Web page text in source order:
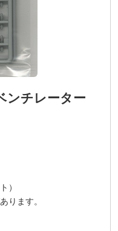
ンチレーター
）
ります。